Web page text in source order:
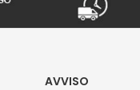
AVVISO